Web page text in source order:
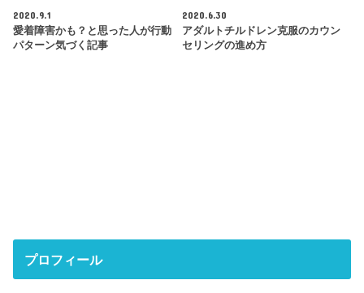
2020.9.1
愛着障害かも？と思った人が行動
パターン気づく記事
2020.6.30
アダルトチルドレン克服のカウン
セリングの進め方
プロフィール